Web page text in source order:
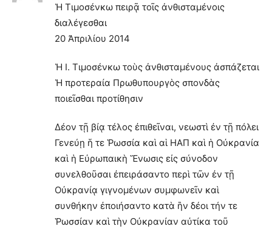
Ἡ Τιμοσένκω πειρᾷ τοῖς ἀνθισταμένοις
διαλέγεσθαι
20 Ἀπριλίου 2014
Ἡ Ι. Τιμοσένκω τοὺς ἀνθισταμένους ἀσπάζεται
Ἡ προτεραία Πρωθυπουργὸς σπονδὰς
ποιεῖσθαι προτίθησιν
Δέον τῇ βίᾳ τέλος ἐπιθεῖναι, νεωστὶ ἐν τῇ πόλει
Γενεύῃ ἥ τε Ῥωσσία καὶ αἱ ΗΑΠ καὶ ἡ Οὐκρανία
καὶ ἡ Εὐρωπαικὴ Ἕνωσις εἰς σύνοδον
συνελθοῦσαι ἐπειράσαντο περὶ τῶν ἐν τῇ
Οὐκρανίᾳ γιγνομένων συμφωνεῖν καὶ
συνθήκην ἐποιήσαντο κατὰ ἣν δέοι τήν τε
Ῥωσσίαν καὶ τὴν Οὐκρανίαν αὐτίκα τοῦ